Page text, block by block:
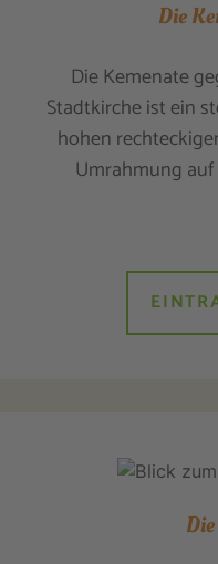
Die
Die Kemenate
Stadtkirche ist ein
hohen
Umrahmung